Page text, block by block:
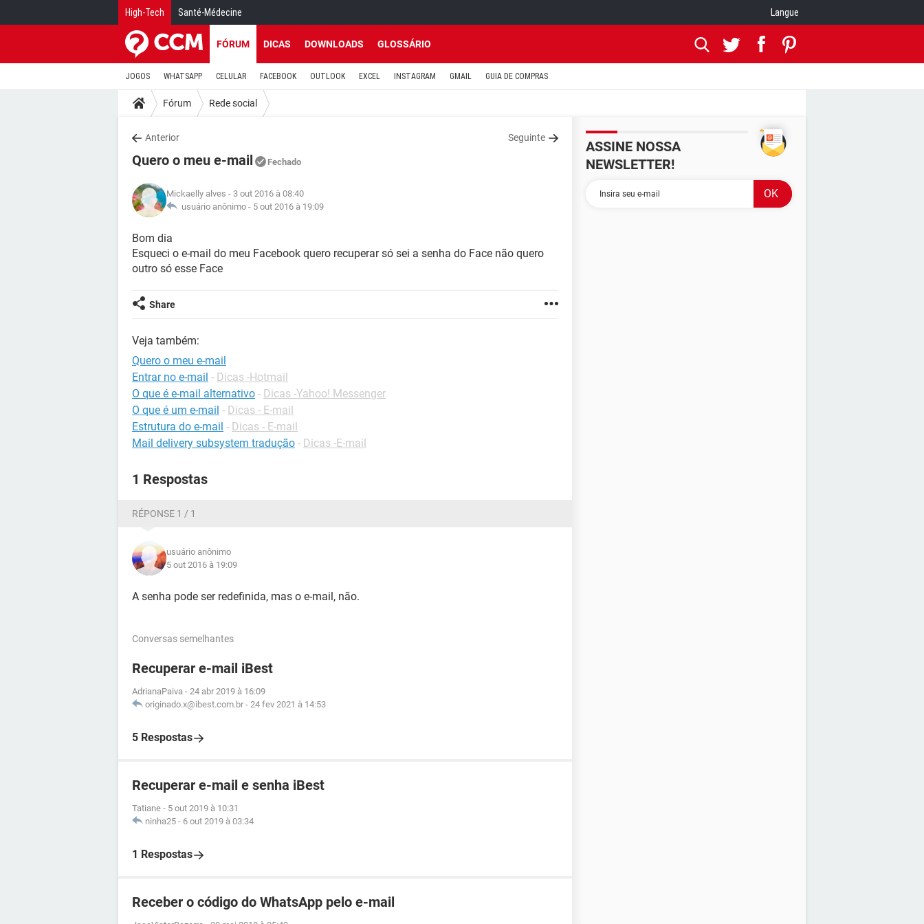
High-Tech Santé-Médecine Langue
FÓRUM DICAS DOWNLOADS GLOSSÁRIO
JOGOS WHATSAPP CELULAR FACEBOOK OUTLOOK EXCEL INSTAGRAM GMAIL GUIA DE COMPRAS
Fórum Rede social
Anterior Seguinte
Quero o meu e-mail Fechado
Mickaelly alves - 3 out 2016 à 08:40
usuário anônimo - 5 out 2016 à 19:09
Bom dia
Esqueci o e-mail do meu Facebook quero recuperar só sei a senha do Face não quero
outro só esse Face
Share
Veja também:
Quero o meu e-mail
Entrar no e-mail - Dicas -Hotmail
O que é e-mail alternativo - Dicas -Yahoo! Messenger
O que é um e-mail - Dicas - E-mail
Estrutura do e-mail - Dicas - E-mail
Mail delivery subsystem tradução - Dicas -E-mail
1 Respostas
RÉPONSE 1 / 1
usuário anônimo
5 out 2016 à 19:09
A senha pode ser redefinida, mas o e-mail, não.
Conversas semelhantes
Recuperar e-mail iBest
AdrianaPaiva - 24 abr 2019 à 16:09
originado.x@ibest.com.br - 24 fev 2021 à 14:53
5 Respostas
Recuperar e-mail e senha iBest
Tatiane - 5 out 2019 à 10:31
ninha25 - 6 out 2019 à 03:34
1 Respostas
Receber o código do WhatsApp pelo e-mail
ASSINE NOSSA
NEWSLETTER!